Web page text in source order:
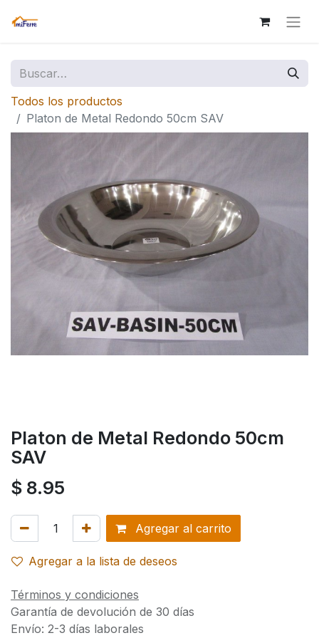
Todos los productos
Platon de Metal Redondo 50cm SAV
Platon de Metal Redondo 50cm
SAV
$ 8.95
Agregar al carrito
Agregar a la lista de deseos
Términos y condiciones
Garantía de devolución de 30 días
Envío: 2-3 días laborales